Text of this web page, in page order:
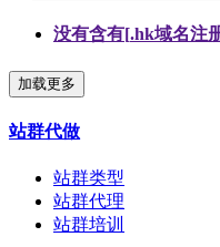
没有含有[.hk域名注
加载更多
站群代做
站群类型
站群代理
站群培训